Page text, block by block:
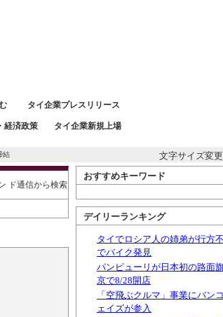
タイ企業プレスリリース
経済政策 タイ企業新規上場
結 文字サイズ変
ド通信から検索
おすすめキーワード
デイリーランキング
タイでロシア人の姉弟が行方
でバイク発見
パンピューリが日本初の路面
京で8/28開店
「空飛ぶクルマ」事業にバン
ェイズが参入